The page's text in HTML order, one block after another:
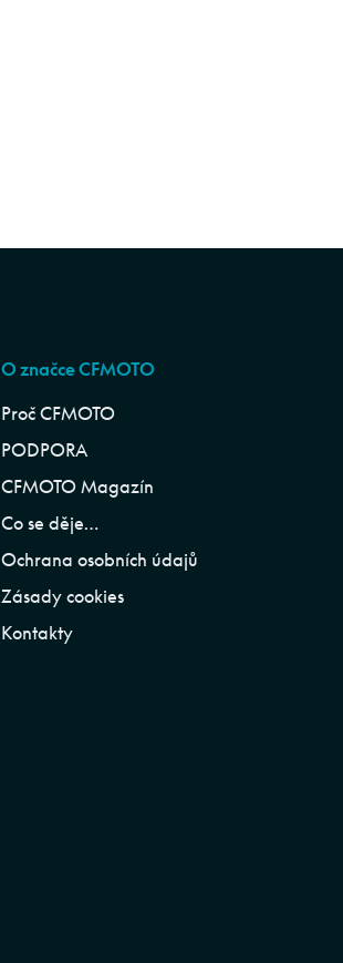
O značce CFMOTO
Proč CFMOTO
PODPORA
CFMOTO Magazín
Co se děje…
Ochrana osobních údajů
Zásady cookies
Kontakty